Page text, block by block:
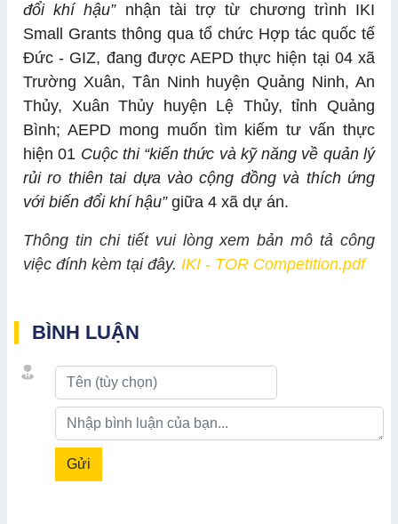
đổi khí hậu” nhận tài trợ từ chương trình IKI
Small Grants thông qua tổ chức Hợp tác quốc tế
Đức - GIZ, đang được AEPD thực hiện tại 04 xã
Trường Xuân, Tân Ninh huyện Quảng Ninh, An
Thủy, Xuân Thủy huyện Lệ Thủy, tỉnh Quảng
Bình; AEPD mong muốn tìm kiếm tư vấn thực
hiện 01 Cuộc thi “kiến thức và kỹ năng về quản lý
rủi ro thiên tai dựa vào cộng đồng và thích ứng
với biến đổi khí hậu” giữa 4 xã dự án.
Thông tin chi tiết vui lòng xem bản mô tả công
việc đính kèm tại đây. IKI - TOR Competition.pdf
BÌNH LUẬN
Gửi